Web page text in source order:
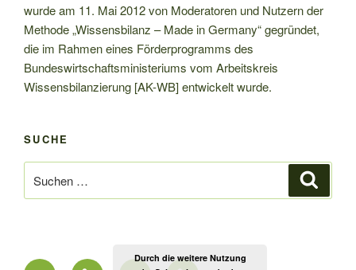
wurde am 11. Mai 2012 von Moderatoren und Nutzern der
Methode „Wissensbilanz – Made in Germany“ gegründet,
die im Rahmen eines Förderprogramms des
Bundeswirtschaftsministeriums vom Arbeitskreis
Wissensbilanzierung [AK-WB] entwickelt wurde.
SUCHE
nach:
Durch die weitere Nutzung